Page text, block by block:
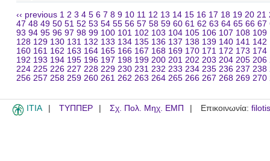
‹‹ previous 1 2 3 4 5 6 7 8 9 10 11 12 13 14 15 16 17 18 19 20 21
47 48 49 50 51 52 53 54 55 56 57 58 59 60 61 62 63 64 65 66 67
93 94 95 96 97 98 99 100 101 102 103 104 105 106 107 108 109
128 129 130 131 132 133 134 135 136 137 138 139 140 141 142
160 161 162 163 164 165 166 167 168 169 170 171 172 173 174
192 193 194 195 196 197 198 199 200 201 202 203 204 205 206
224 225 226 227 228 229 230 231 232 233 234 235 236 237 238
256 257 258 259 260 261 262 263 264 265 266 267 268 269 270
ITIA ΤΥΠΠΕΡ Σχ. Πολ. Μηχ. ΕΜΠ Επικοινωνία: